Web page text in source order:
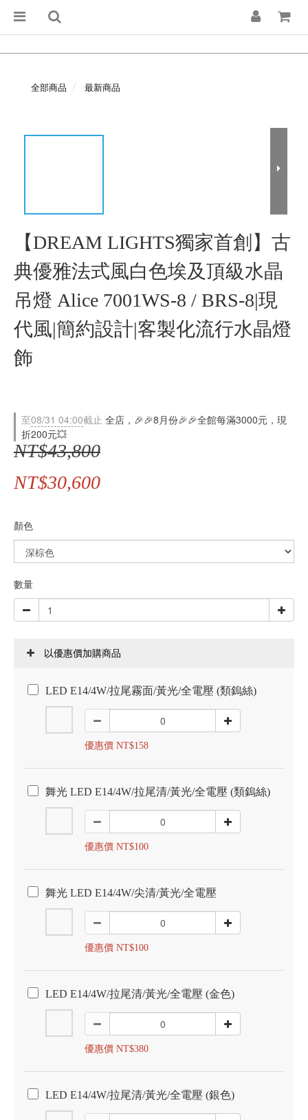
全部商品 最新商品
【DREAM LIGHTS獨家首創】古
典優雅法式風白色埃及頂級水晶
吊燈 Alice 7001WS-8 / BRS-8|現
代風|簡約設計|客製化流行水晶燈
飾
至08/31 04:00截止 全店，🎉🎉8月份🎉🎉全館每滿3000元，現
折200元💥
NT$43,800
NT$30,600
顏色
數量
以優惠價加購商品
LED E14/4W/拉尾霧面/黃光/全電壓 (類鎢絲)
優惠價 NT$158
舞光 LED E14/4W/拉尾清/黃光/全電壓 (類鎢絲)
優惠價 NT$100
舞光 LED E14/4W/尖清/黃光/全電壓
優惠價 NT$100
LED E14/4W/拉尾清/黃光/全電壓 (金色)
優惠價 NT$380
LED E14/4W/拉尾清/黃光/全電壓 (銀色)